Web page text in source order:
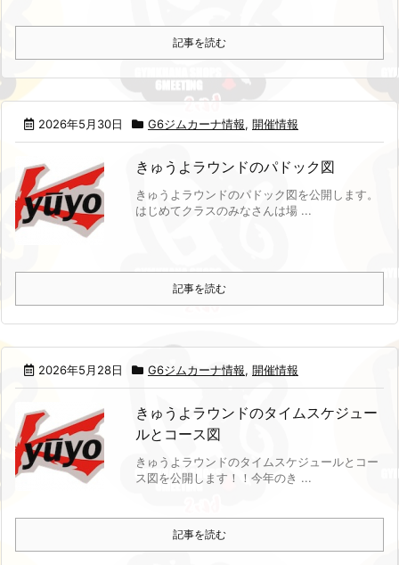
記事を読む
2026年5月30日 G6ジムカーナ情報, 開催情報
きゅうよラウンドのパドック図
きゅうよラウンドのパドック図を公開します。
はじめてクラスのみなさんは場 ...
記事を読む
2026年5月28日 G6ジムカーナ情報, 開催情報
きゅうよラウンドのタイムスケジュー
ルとコース図
きゅうよラウンドのタイムスケジュールとコー
ス図を公開します！！ 今年のき ...
記事を読む